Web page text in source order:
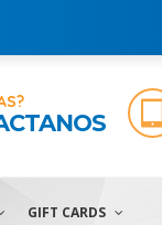
GIFT CARDS